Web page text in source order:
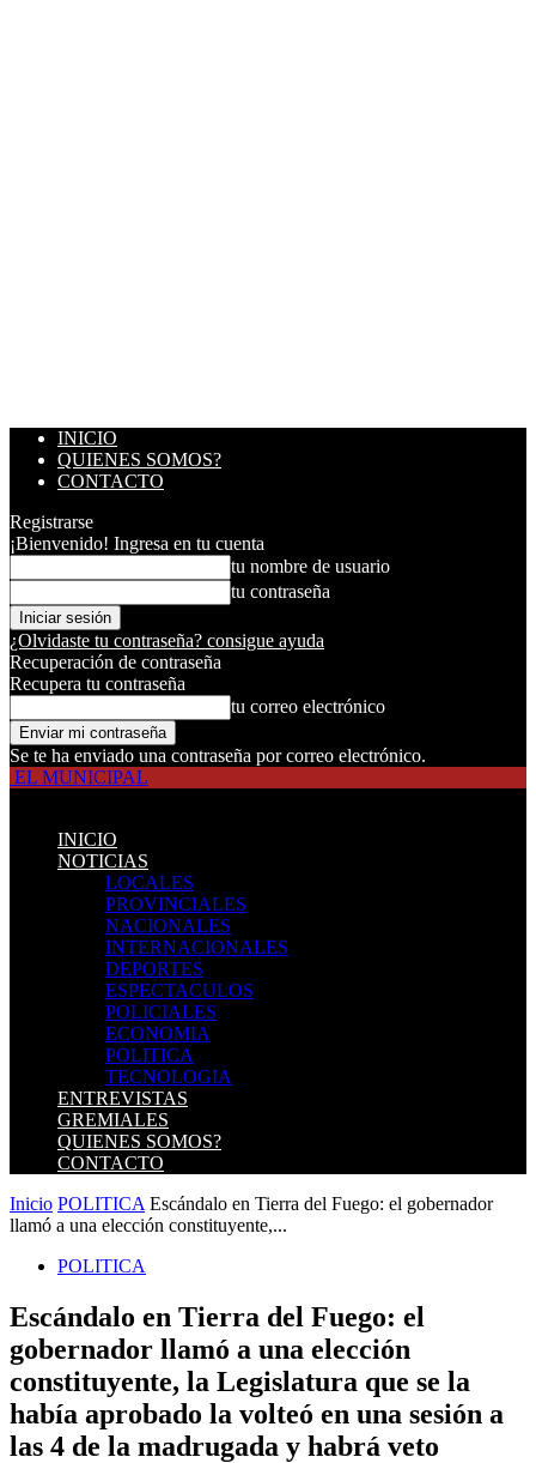
INICIO
QUIENES SOMOS?
CONTACTO
Registrarse
¡Bienvenido! Ingresa en tu cuenta
tu nombre de usuario
tu contraseña
¿Olvidaste tu contraseña? consigue ayuda
Recuperación de contraseña
Recupera tu contraseña
tu correo electrónico
Se te ha enviado una contraseña por correo electrónico.
EL MUNICIPAL
INICIO
NOTICIAS
LOCALES
PROVINCIALES
NACIONALES
INTERNACIONALES
DEPORTES
ESPECTACULOS
POLICIALES
ECONOMIA
POLITICA
TECNOLOGIA
ENTREVISTAS
GREMIALES
QUIENES SOMOS?
CONTACTO
Inicio POLITICA Escándalo en Tierra del Fuego: el gobernador
llamó a una elección constituyente,...
POLITICA
Escándalo en Tierra del Fuego: el
gobernador llamó a una elección
constituyente, la Legislatura que se la
había aprobado la volteó en una sesión a
las 4 de la madrugada y habrá veto